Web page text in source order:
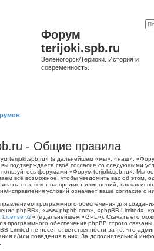
Форум
terijoki.spb.ru
Зеленогорск/Териоки. История и
современность.
- Общие правила
terijoki.spb.ru» (в дальнейшем «мы», «наш»,
подтверждаете своё согласие со следующими
форумами «Форум terijoki.spb.ru». Мы
всё возможное, чтобы уведомить вас об этом,
этот текст на предмет изменений, так как
исправления условий означает ваше согласие с
программного обеспечения для
phpBB», «www.phpbb.com», «phpBB Limited»,
License v2» (в дальнейшем «GPL»). Скачать его
программного обеспечения phpBB строго
Limited не несёт ответственности за то, что
и/или поведения в них. За дополнительной